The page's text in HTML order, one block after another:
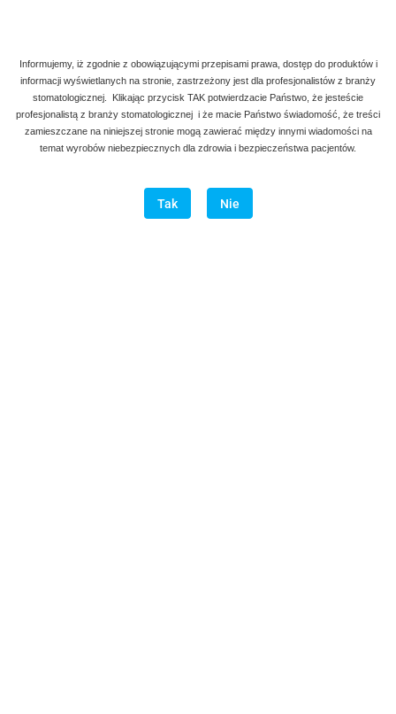
Informujemy, iż zgodnie z obowiązującymi przepisami prawa, dostęp do produktów i
informacji wyświetlanych na stronie, zastrzeżony jest dla profesjonalistów z branży
stomatologicznej. Klikając przycisk TAK potwierdzacie Państwo, że jesteście
profesjonalistą z branży stomatologicznej i że macie Państwo świadomość, że treści
zamieszczane na niniejszej stronie mogą zawierać między innymi wiadomości na
temat wyrobów niebezpiecznych dla zdrowia i bezpieczeństwa pacjentów.
Tak Nie